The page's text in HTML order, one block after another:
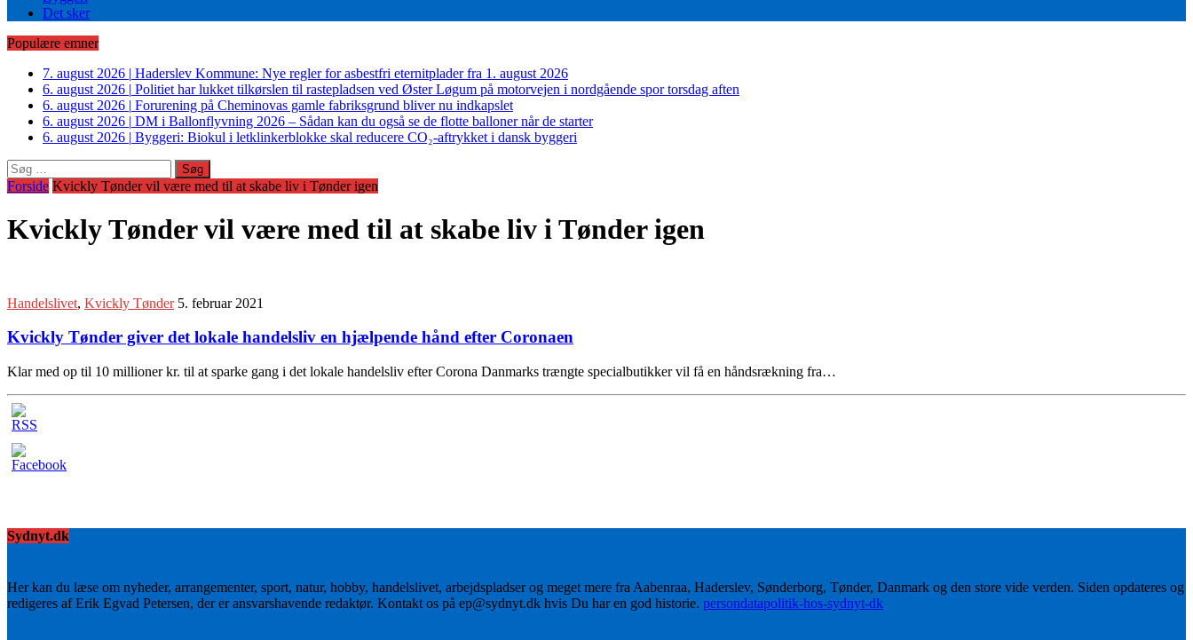
Det sker
Populære emner
7. august 2026 | Haderslev Kommune: Nye regler for asbestfri eternitplader fra 1. august 2026
6. august 2026 | Politiet har lukket tilkørslen til rastepladsen ved Øster Løgum på motorvejen i nordgående spor torsdag aften
6. august 2026 | Forurening på Cheminovas gamle fabriksgrund bliver nu indkapslet
6. august 2026 | DM i Ballonflyvning 2026 – Sådan kan du også se de flotte balloner når de starter
6. august 2026 | Byggeri: Biokul i letklinkerblokke skal reducere CO₂-aftrykket i dansk byggeri
Søg
efter:
Forside Kvickly Tønder vil være med til at skabe liv i Tønder igen
Kvickly Tønder vil være med til at skabe liv i Tønder igen
Handelslivet, Kvickly Tønder 5. februar 2021
Kvickly Tønder giver det lokale handelsliv en hjælpende hånd efter Coronaen
Klar med op til 10 millioner kr. til at sparke gang i det lokale handelsliv efter Corona Danmarks trængte specialbutikker vil få en håndsrækning fra…
Sydnyt.dk
Her kan du læse om nyheder, arrangementer, sport, natur, hobby, handelslivet, arbejdspladser og meget mere fra Aabenraa, Haderslev, Sønderborg, Tønder, Danmark og den store vide verden. Siden opdateres og
redigeres af Erik Egvad Petersen, der er ansvarshavende redaktør. Kontakt os på ep@sydnyt.dk hvis Du har en god historie. persondatapolitik-hos-sydnyt-dk